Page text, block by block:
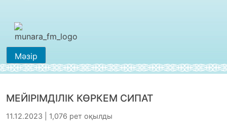
Мәзір
МЕЙІРІМДІЛІК КӨРКЕМ СИПАТ
11.12.2023 | 1,076 рет оқылды